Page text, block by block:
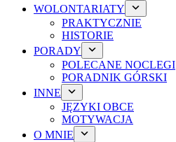
WOLONTARIATY
PRAKTYCZNIE
HISTORIE
PORADY
POLECANE NOCLEGI
PORADNIK GÓRSKI
INNE
JĘZYKI OBCE
MOTYWACJA
O MNIE